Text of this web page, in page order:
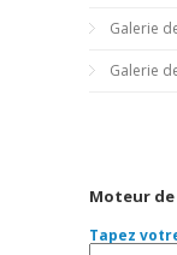
Galerie
Galerie
Moteur
Tapez